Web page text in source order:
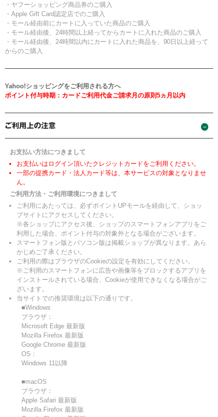
・ヤフーショッピング商品券のご購入
・Apple Gift Card認定店でのご購入
・モール経由前にカートに入っていた商品のご購入
・モール経由後、24時間以上経ってからカートに入れた商品のご購入
・モール経由後、24時間以内にカートに入れた商品を、90日以上経って
からのご購入
Yahoo!ショッピングをご利用される方へ
ポイント付与時期：カードご利用代金ご請求月の原則5ヵ月以内
お支払い方法につきまして
お支払いはログイン頂いたクレジットカードをご利用ください。
一部の提携カード・法人カード等は、本サービスの対象となりませ
ん。
ご利用方法・ご利用環境につきまして
ご利用にあたっては、必ずポイントUPモールを経由して、ショッ
プサイトにアクセスしてください。
※各ショップにアクセス後、ショップのスマートフォンアプリをご
利用した場合、ポイント付与の対象外となる場合がございます。
スマートフォン版とパソコン版は掲載ショップが異なります。あら
かじめご了承ください。
ご利用の際はブラウザのCookieの設定を有効にしてください。
※ご利用のスマートフォンに広告や画像等をブロックするアプリを
インストールされている場合、Cookieが使用できなくなる場合がご
ざいます。
当サイトでの推奨環境は以下の通りです。
■Windows
ブラウザ：
Microsoft Edge 最新版
Mozilla Firefox 最新版
Google Chrome 最新版
OS：
Windows 11以降
■macOS
ブラウザ：
Apple Safari 最新版
Mozilla Firefox 最新版